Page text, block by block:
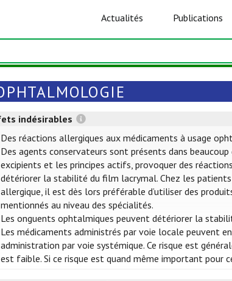
Actualités Publications
indésirables
Des réactions allergiques aux médicaments à usage
Des agents conservateurs sont présents dans
excipients et les principes actifs, provoquer des
détériorer la stabilité du film lacrymal. Chez les
allergique, il est dès lors préférable d’utiliser des
mentionnés au niveau des spécialités.
Les onguents ophtalmiques peuvent détériorer la
Les médicaments administrés par voie locale peuvent
administration par voie systémique. Ce risque est
est faible. Si ce risque est quand même important pour